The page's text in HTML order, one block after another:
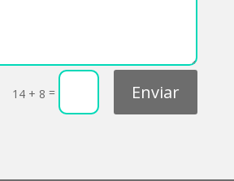
14 + 8 = Enviar